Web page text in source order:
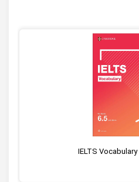
IELTS